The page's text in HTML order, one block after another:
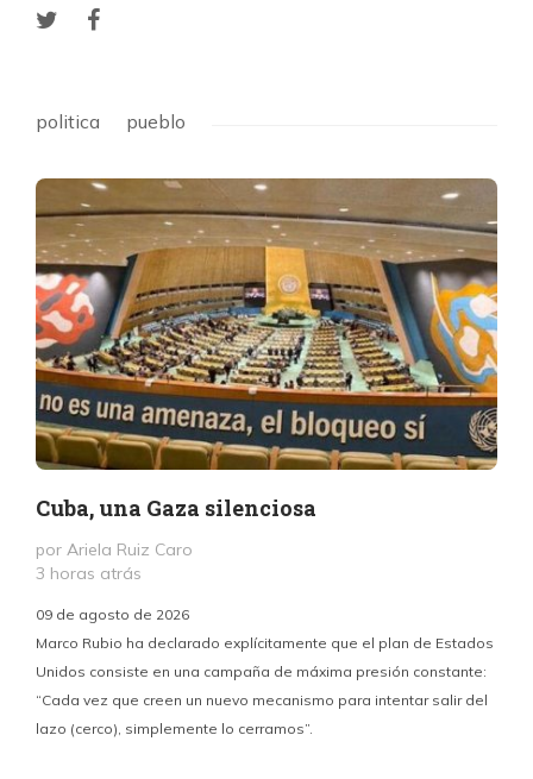
politica pueblo
Cuba, una Gaza silenciosa
por Ariela Ruiz Caro
3 horas atrás
09 de agosto de 2026
Marco Rubio ha declarado explícitamente que el plan de Estados
Unidos consiste en una campaña de máxima presión constante:
“Cada vez que creen un nuevo mecanismo para intentar salir del
lazo (cerco), simplemente lo cerramos”.